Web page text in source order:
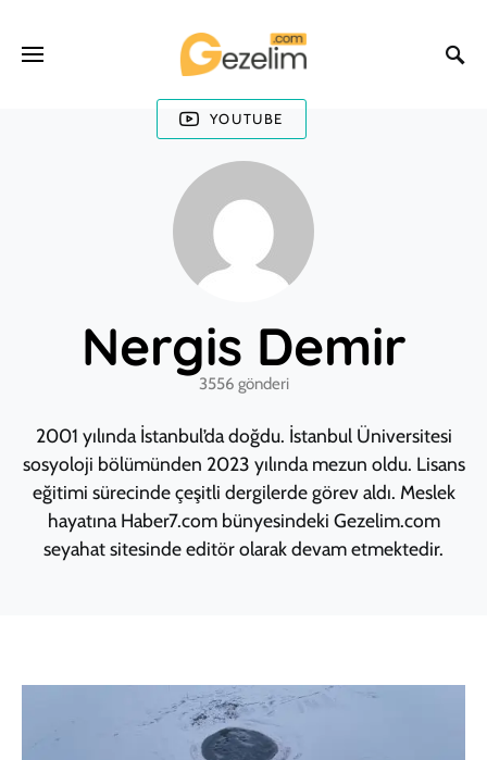
YOUTUBE
Nergis Demir
3556 gönderi
2001 yılında İstanbul’da doğdu. İstanbul Üniversitesi
sosyoloji bölümünden 2023 yılında mezun oldu. Lisans
eğitimi sürecinde çeşitli dergilerde görev aldı. Meslek
hayatına Haber7.com bünyesindeki Gezelim.com
seyahat sitesinde editör olarak devam etmektedir.